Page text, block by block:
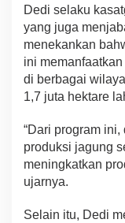
Dedi selaku
yang juga
menekankan
ini
di berbagai
1,7 juta hektare
“Dari program
produksi jagung
meningkatkan
ujarnya.
Selain itu, Dedi